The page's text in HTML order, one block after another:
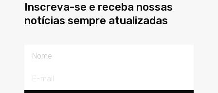
Inscreva-se e receba nossas
notícias sempre atualizadas
mail